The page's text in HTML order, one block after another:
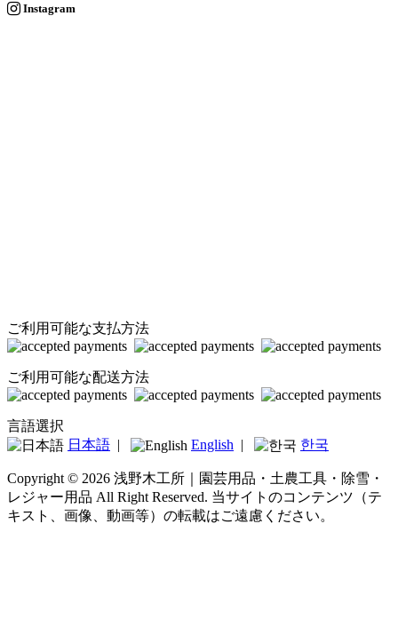
Instagram
ご利用可能な支払方法
ご利用可能な配送方法
言語選択
日本語 | English | 한국
Copyright © 2026 浅野木工所｜園芸用品・土農工具・除雪・
レジャー用品 All Right Reserved. 当サイトのコンテンツ（テ
キスト、画像、動画等）の転載はご遠慮ください。